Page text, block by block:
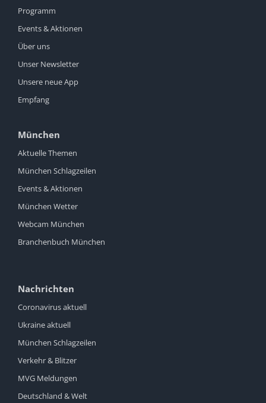
Programm
Events & Aktionen
Über uns
Unser Newsletter
Unsere neue App
Empfang
München
Aktuelle Themen
München Schlagzeilen
Events & Aktionen
München Wetter
Webcam München
Branchenbuch München
Nachrichten
Coronavirus aktuell
Ukraine aktuell
München Schlagzeilen
Verkehr & Blitzer
MVG Meldungen
Deutschland & Welt